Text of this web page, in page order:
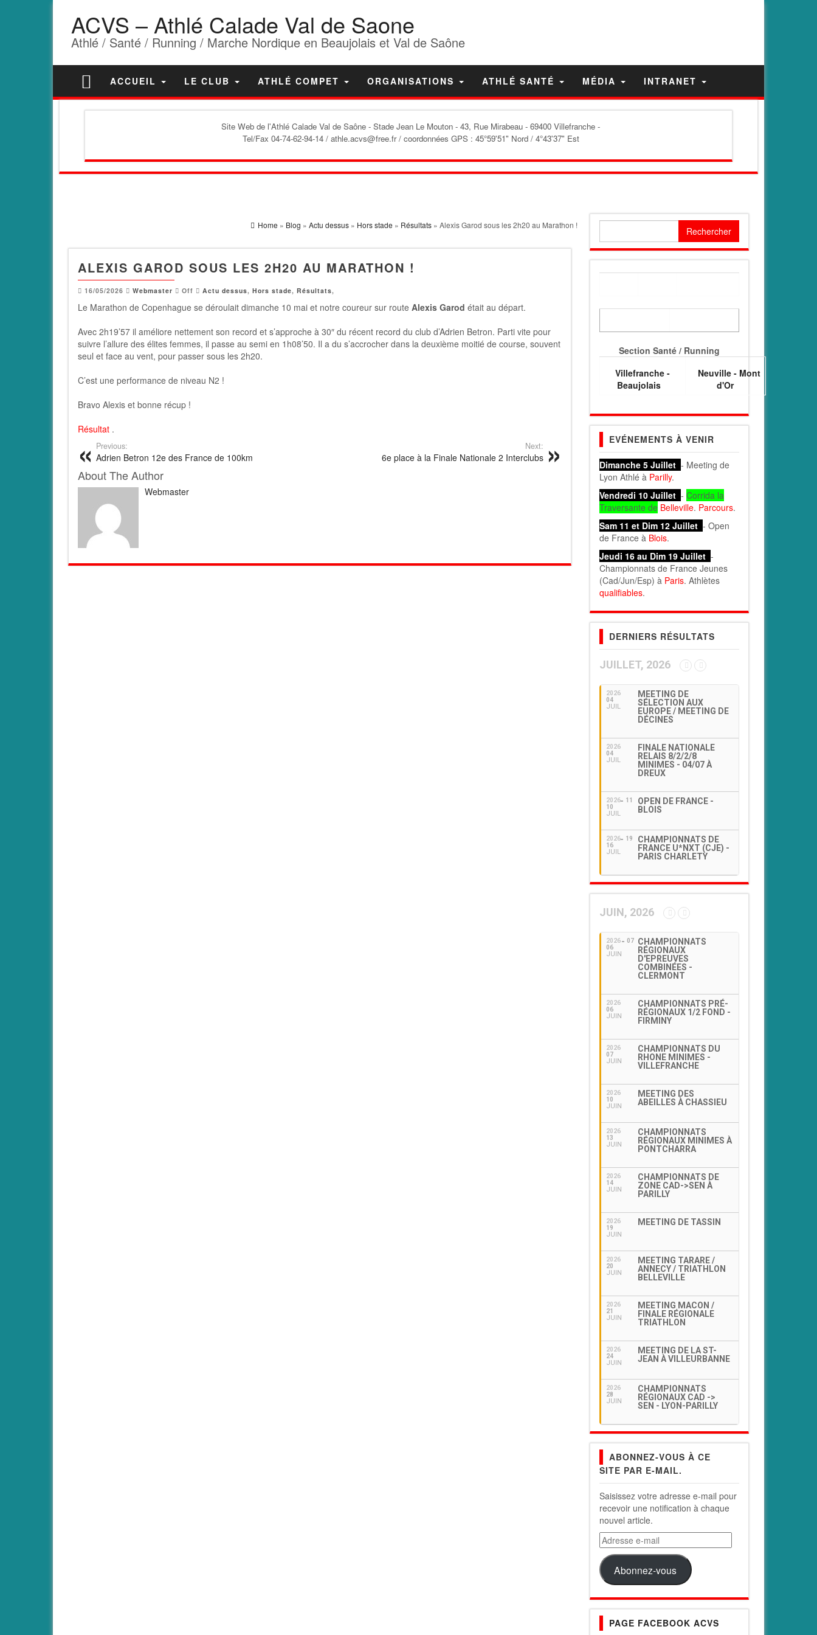
ACVS – Athlé Calade Val de Saone
Athlé / Santé / Running / Marche Nordique en Beaujolais et Val de Saône
ACCUEIL LE CLUB ATHLÉ COMPET ORGANISATIONS ATHLÉ SANTÉ MÉDIA INTRANET
Site Web de l'Athlé Calade Val de Saône - Stade Jean Le Mouton - 43, Rue Mirabeau - 69400 Villefranche -
Tel/Fax 04-74-62-94-14 / athle.acvs@free.fr / coordonnées GPS : 45°59'51" Nord / 4°43'37" Est
Home » Blog » Actu dessus» Hors stade » Résultats» Alexis Garod sous les 2h20 au Marathon !
ALEXIS GAROD SOUS LES 2H20 AU MARATHON !
16/05/2026 Webmaster Off Actu dessus, Hors stade, Résultats,
Le Marathon de Copenhague se déroulait dimanche 10 mai et notre coureur sur route Alexis Garod était au départ.
Avec 2h19’57 il améliore nettement son record et s’approche à 30″ du récent record du club d’Adrien Betron. Parti vite pour
suivre l’allure des élites femmes, il passe au semi en 1h08’50. Il a du s’accrocher dans la deuxième moitié de course, souvent
seul et face au vent, pour passer sous les 2h20.
C’est une performance de niveau N2 !
Bravo Alexis et bonne récup !
Résultat .
Previous:
Adrien Betron 12e des France de 100km
Next:
6e place à la Finale Nationale 2 Interclubs
About The Author
Webmaster
Section Santé / Running
Villefranche -
Beaujolais
Neuville - Mont
d'Or
EVÉNEMENTS À VENIR
Dimanche 5 Juillet - Meeting de
Lyon Athlé à Parilly.
Vendredi 10 Juillet - Corrida la
Traversante de Belleville. Parcours.
Sam 11 et Dim 12 Juillet - Open
de France à Blois.
Jeudi 16 au Dim 19 Juillet -
Championnats de France Jeunes
(Cad/Jun/Esp) à Paris. Athlètes
qualifiables.
DERNIERS RÉSULTATS
JUILLET, 2026
2026
04
JUIL
MEETING DE
SÉLECTION AUX
EUROPE / MEETING DE
DÉCINES
2026
04
JUIL
FINALE NATIONALE
RELAIS 8/2/2/8
MINIMES - 04/07 À
DREUX
2026
10
JUIL
11
OPEN DE FRANCE -
BLOIS
2026
16
JUIL
19
CHAMPIONNATS DE
FRANCE U*NXT (CJE) -
PARIS CHARLETY
JUIN, 2026
2026
06
JUIN
07
CHAMPIONNATS
RÉGIONAUX
D'EPREUVES
COMBINÉES -
CLERMONT
2026
06
JUIN
CHAMPIONNATS PRÉ-
RÉGIONAUX 1/2 FOND -
FIRMINY
2026
07
JUIN
CHAMPIONNATS DU
RHONE MINIMES -
VILLEFRANCHE
2026
10
JUIN
MEETING DES
ABEILLES À CHASSIEU
2026
13
JUIN
CHAMPIONNATS
RÉGIONAUX MINIMES À
PONTCHARRA
2026
14
JUIN
CHAMPIONNATS DE
ZONE CAD->SEN À
PARILLY
2026
19
JUIN
MEETING DE TASSIN
2026
20
JUIN
MEETING TARARE /
ANNECY / TRIATHLON
BELLEVILLE
2026
21
JUIN
MEETING MACON /
FINALE RÉGIONALE
TRIATHLON
2026
24
JUIN
MEETING DE LA ST-
JEAN À VILLEURBANNE
2026
28
JUIN
CHAMPIONNATS
RÉGIONAUX CAD ->
SEN - LYON-PARILLY
ABONNEZ-VOUS À CE
SITE PAR E-MAIL.
Saisissez votre adresse e-mail pour
recevoir une notification à chaque
nouvel article.
Adresse
e-
mail
Abonnez-vous
PAGE FACEBOOK ACVS